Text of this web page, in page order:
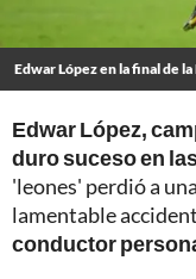
Edwar López en la final de
Edwar López,
duro suceso en
'leones' perdió a
lamentable
conductor